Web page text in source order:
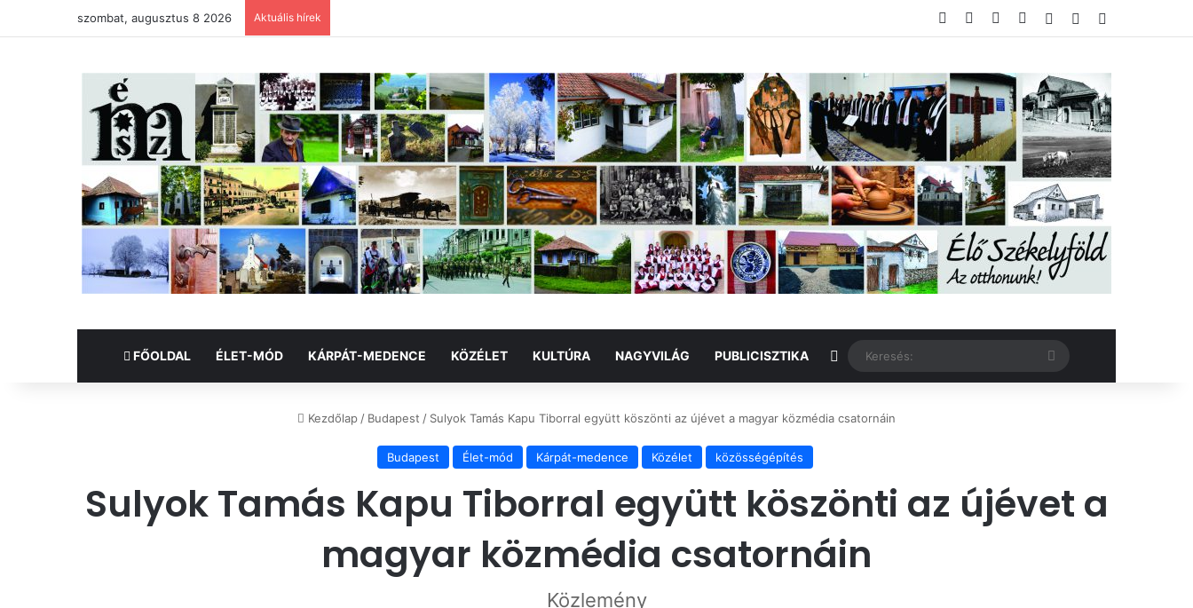
szombat, augusztus 8 2026 Aktuális hírek Facebook YouTubeInstagramBelépésVéletlen cikk
FŐOLDAL ÉLET-MÓD KÁRPÁT-MEDENCE KÖZÉLET KULTÚRA NAGYVILÁG PUBLICISZTIKA Véletlen cikk
Kezdőlap / Budapest / Sulyok Tamás Kapu Tiborral együtt köszönti az újévet a magyar közmédia csatornáin
Budapest Élet-mód Kárpát-medence Közélet közösségépítés
Sulyok Tamás Kapu Tiborral együtt köszönti az újévet a
magyar közmédia csatornáin
Közlemény